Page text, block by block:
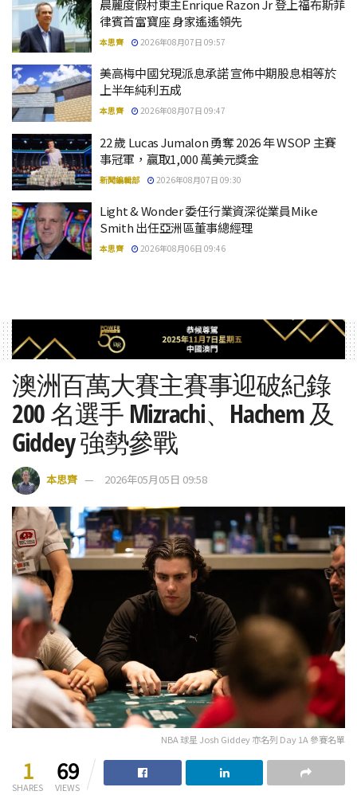
晨麗度假村東主Enrique Razon Jr 登上福布斯菲
律賓首富寶座 身家遙遙領先
本思齊 2026年08月07日 09:57
美高梅中國兌現派息承諾 宣佈中期股息相等於
上半年純利五成
本思齊 2026年08月07日 09:47
22 歲 Lucas Jumalon 勇奪 2026 年 WSOP 主賽
事冠軍，贏取1,000 萬美元獎金
新聞編輯部 2026年08月07日 09:30
Light & Wonder 委任行業資深從業員Mike
Smith 出任亞洲區董事總經理
本思齊 2026年08月06日 09:46
澳洲百萬大賽主賽事迎破紀錄
200 名選手 Mizrachi、Hachem 及
Giddey 強勢參戰
本思齊 2026年05月05日 09:58
NBA 球星 Josh Giddey 亦名列 Day 1A 參賽名單
1
SHARES
69
VIEWS